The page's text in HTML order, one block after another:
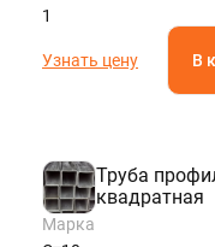
1
Узнать цену В
Труба
квадратная
Марка